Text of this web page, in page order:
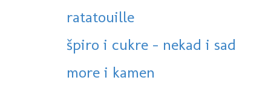
ratatouille
špiro i cukre - nekad i sad
more i kamen